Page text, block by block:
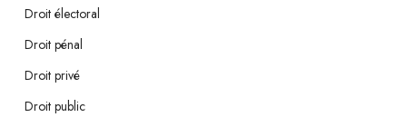
Droit électoral
Droit pénal
Droit privé
Droit public